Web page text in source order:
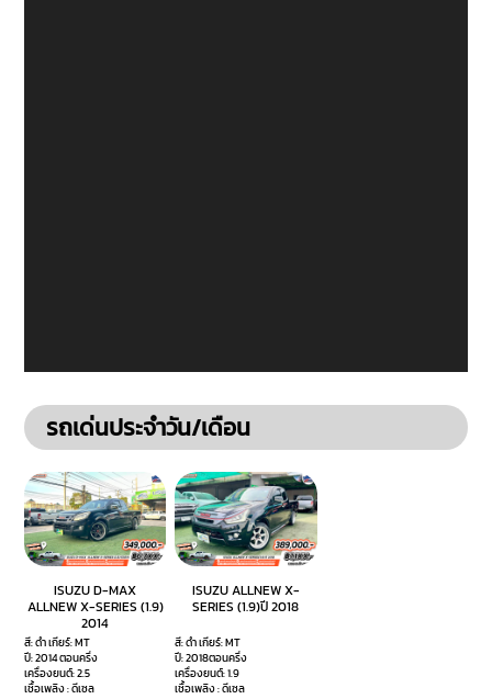
รถเด่นประจำวัน/เดือน
ISUZU D-MAX
ALLNEW X-SERIES (1.9)
2014
สี: ดำ เกียร์: MT
ปี: 2014 ตอนครึ่ง
เครื่องยนต์: 2.5
เชื้อเพลิง : ดีเซล
ISUZU ALLNEW​ X-
SERIES​ (1.9)ปี 2018
สี: ดำ เกียร์: MT
ปี: 2018ตอนครึ่ง
เครื่องยนต์: 1.9
เชื้อเพลิง : ดีเซล